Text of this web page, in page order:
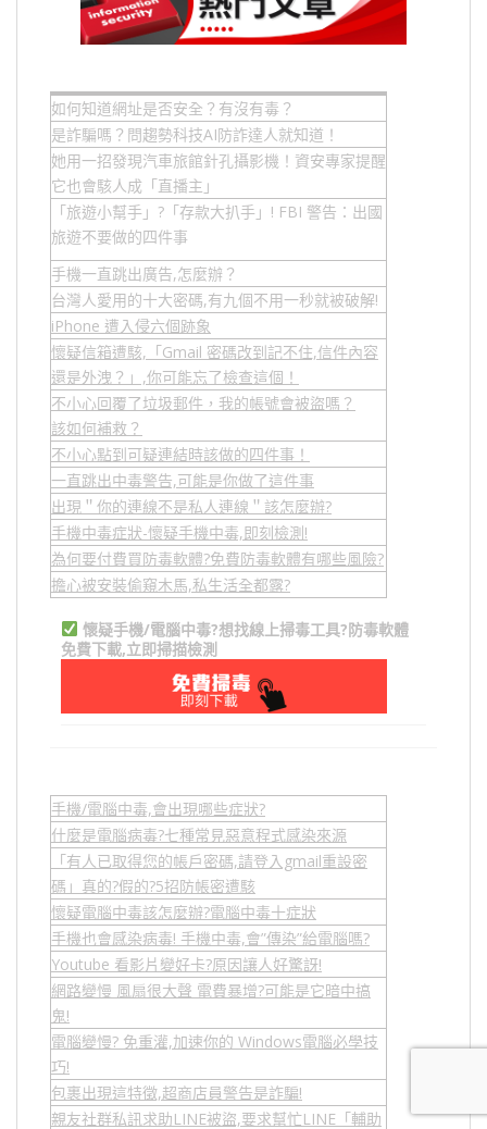
如何知道網址是否安全？有沒有毒？
是詐騙嗎？問趨勢科技AI防詐達人就知道！
她用一招發現汽車旅館針孔攝影機！資安專家提醒
它也會駭人成「直播主」
「旅遊小幫手」 ? 「存款大扒手」 ! FBI 警告：出國
旅遊不要做的四件事
手機一直跳出廣告,怎麼辦？
台灣人愛用的十大密碼,有九個不用一秒就被破解!
iPhone 遭入侵六個跡象
懷疑信箱遭駭,「Gmail 密碼改到記不住,信件內容
還是外洩？」,你可能忘了檢查這個！
不小心回覆了垃圾郵件，我的帳號會被盜嗎？
該如何補救？
不小心點到可疑連結時該做的四件事！
一直跳出中毒警告,可能是你做了這件事
出現＂你的連線不是私人連線＂該怎麼辦?
手機中毒症狀-懷疑手機中毒,即刻檢測!
為何要付費買防毒軟體?免費防毒軟體有哪些風險?
擔心被安裝偷窺木馬,私生活全都露?
懷疑手機/電腦中毒?想找線上掃毒工具?防毒軟體
免費下載,立即掃描檢測
手機/電腦中毒,會出現哪些症狀?
什麼是電腦病毒?七種常見惡意程式感染來源
「有人已取得您的帳戶密碼,請登入gmail重設密
碼」真的?假的?5招防帳密遭駭
懷疑電腦中毒該怎麼辦?電腦中毒十症狀
手機也會感染病毒! 手機中毒,會”傳染”給電腦嗎?
Youtube 看影片變好卡?原因讓人好驚訝!
網路變慢 風扇很大聲 電費暴增?可能是它暗中搞
鬼!
電腦變慢? 免重灌,加速你的 Windows電腦必學技
巧!
包裹出現這特徵,超商店員警告是詐騙!
親友社群私訊求助LINE被盜,要求幫忙LINE「輔助